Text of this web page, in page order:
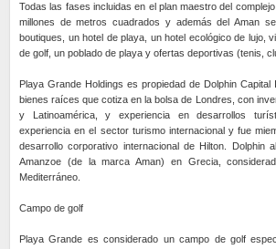
Todas las fases incluidas en el plan maestro del
millones de metros cuadrados y además del Aman
boutiques, un hotel de playa, un hotel ecológico de lujo,
de golf, un poblado de playa y ofertas deportivas (tenis,
Playa Grande Holdings es propiedad de Dolphin
bienes raíces que cotiza en la bolsa de Londres, con
y Latinoamérica, y experiencia en desarrollos
experiencia en el sector turismo internacional y fue
desarrollo corporativo internacional de Hilton. Dolphin
Amanzoe (de la marca Aman) en Grecia,
Mediterráneo.
Campo de golf
Playa Grande es considerado un campo de golf